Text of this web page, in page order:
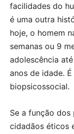
facilidades do
é uma outra
hoje, o homem
semanas ou 9
adolescência
anos de idade.
biopsicossocial.
Se a função
cidadãos éticos